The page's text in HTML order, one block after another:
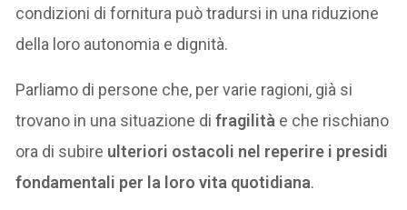
condizioni di fornitura può tradursi in una riduzione
della loro autonomia e dignità.
Parliamo di persone che, per varie ragioni, già si
trovano in una situazione difragilità e che rischiano
ora di subire ulteriori ostacoli nel reperire i presidi
fondamentali per la loro vita quotidiana.